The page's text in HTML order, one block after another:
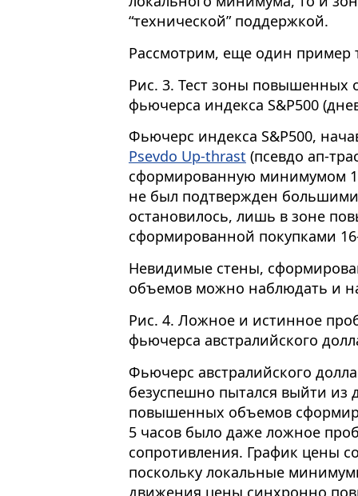
“технической” поддержкой.
Рассмотрим, еще один
Рис. 3. Тест зоны повышенных
фьючерса индекса S&P500
Фьючерс индекса S&P500,
Psevdo Up-thrast (псевдо ап-
сформированную минимумом
не был подтвержден
остановилось, лишь в зоне
сформированной покупками
Невидимые стены,
объемов можно наблюдать и
Рис. 4. Ложное и истинное
фьючерса австралийского
Фьючерс австралийского
безуспешно пытался выйти из
повышенных объемов
5 часов было даже ложное
сопротивления. График цены
поскольку локальные